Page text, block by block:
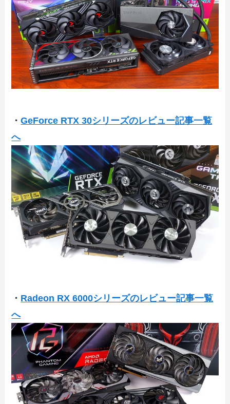
・GeForce RTX 30シリーズのレビュー記事一覧
へ
・ Radeon RX 6000シリーズのレビュー記事一覧
へ